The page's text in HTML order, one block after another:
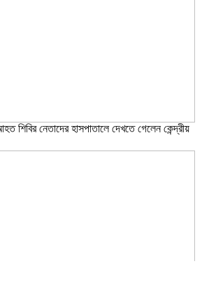
শিবির নেতাদের হাসপাতালে দেখতে গেলেন কেন্দ্রীয়